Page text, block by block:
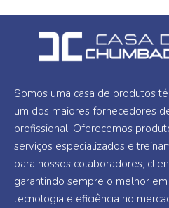
Somos uma casa de produtos
um dos maiores fornecedores
profissional. Oferecemos
serviços especializados e
para nossos colaboradores,
garantindo sempre o melhor
tecnologia e eficiência no